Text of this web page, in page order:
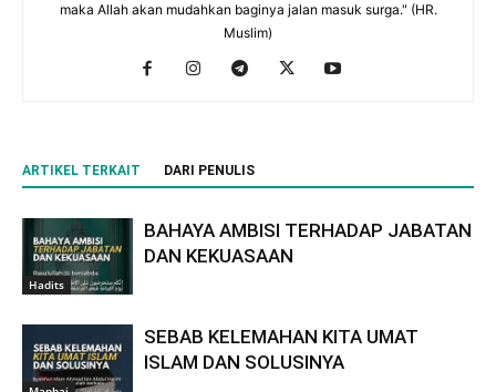
maka Allah akan mudahkan baginya jalan masuk surga." (HR.
Muslim)
ARTIKEL TERKAIT DARI PENULIS
Hadits
BAHAYA AMBISI TERHADAP JABATAN
DAN KEKUASAAN
SEBAB KELEMAHAN KITA UMAT
ISLAM DAN SOLUSINYA